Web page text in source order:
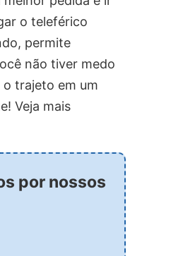
o teleférico
permite
não tiver medo
trajeto em um
Veja mais
por nossos